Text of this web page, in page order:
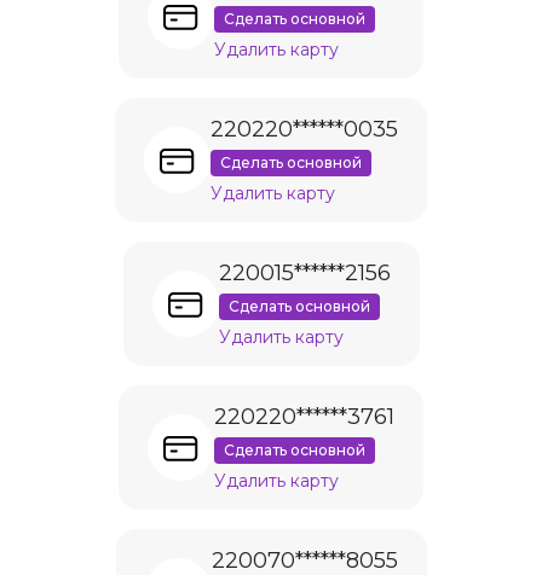
Сделать основной
Удалить карту
220220******0035
Сделать основной
Удалить карту
220015******2156
Сделать основной
Удалить карту
220220******3761
Сделать основной
Удалить карту
220070******8055